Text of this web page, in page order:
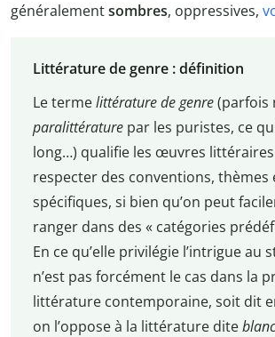
généralementsombres, oppressives,
Littérature de genre : définition
Le termelittérature de genre(parfois
paralittératurepar les puristes, ce
long…) qualifie les œuvres littéraires
respecter des conventions,
spécifiques, si bien qu’on peut
ranger dans des « catégories
En ce qu’elle privilégie l’intrigue au
n’est pas forcément le cas dans la
littérature contemporaine, soit dit
on l’oppose à la littérature dite